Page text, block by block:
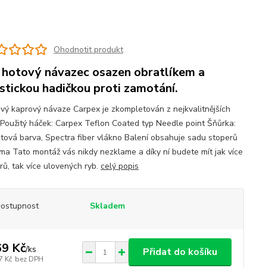
Ohodnotit produkt
návazec osazen obratlíkem a
hadičkou proti zamotání.
kaprový návaze Carpex je zkompletován z nejkvalitnějších
háček: Carpex Teflon Coated typ Needle point Šňůrka:
barva, Spectra fiber vlákno Balení obsahuje sadu stoperů
Tato montáž vás nikdy nezklame a díky ní budete mít jak více
tak více ulovených ryb. celý popis
Skladem
Kč/ks
Kč bez DPH
Přidat do košíku